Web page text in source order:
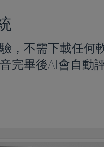
，不需下載任何
完畢後AI會自動評